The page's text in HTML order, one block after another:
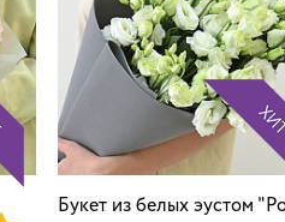
Букет из белых эустом